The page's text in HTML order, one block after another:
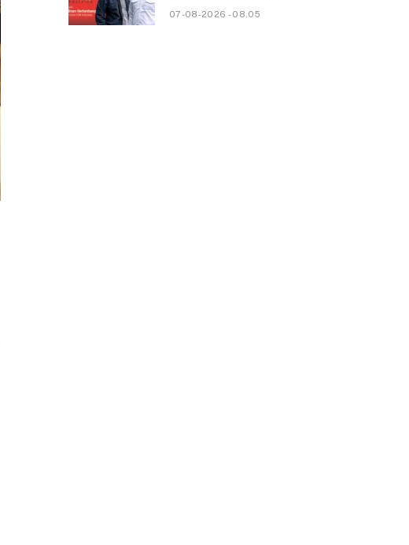
07-08-2026 - 08.05